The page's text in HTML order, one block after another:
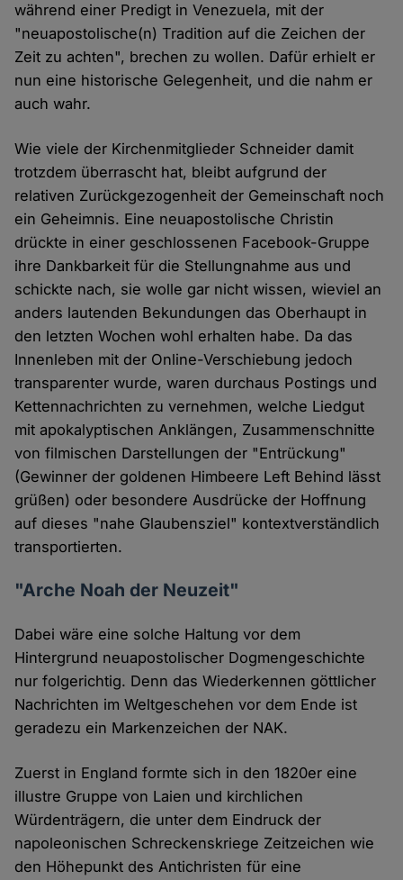
während einer Predigt in Venezuela, mit der
"neuapostolische(n) Tradition auf die Zeichen der
Zeit zu achten", brechen zu wollen. Dafür erhielt er
nun eine historische Gelegenheit, und die nahm er
auch wahr.
Wie viele der Kirchenmitglieder Schneider damit
trotzdem überrascht hat, bleibt aufgrund der
relativen Zurückgezogenheit der Gemeinschaft noch
ein Geheimnis. Eine neuapostolische Christin
drückte in einer geschlossenen Facebook-Gruppe
ihre Dankbarkeit für die Stellungnahme aus und
schickte nach, sie wolle gar nicht wissen, wieviel an
anders lautenden Bekundungen das Oberhaupt in
den letzten Wochen wohl erhalten habe. Da das
Innenleben mit der Online-Verschiebung jedoch
transparenter wurde, waren durchaus Postings und
Kettennachrichten zu vernehmen, welche Liedgut
mit apokalyptischen Anklängen, Zusammenschnitte
von filmischen Darstellungen der "Entrückung"
(Gewinner der goldenen Himbeere Left Behind lässt
grüßen) oder besondere Ausdrücke der Hoffnung
auf dieses "nahe Glaubensziel" kontextverständlich
transportierten.
"Arche Noah der Neuzeit"
Dabei wäre eine solche Haltung vor dem
Hintergrund neuapostolischer Dogmengeschichte
nur folgerichtig. Denn das Wiederkennen göttlicher
Nachrichten im Weltgeschehen vor dem Ende ist
geradezu ein Markenzeichen der NAK.
Zuerst in England formte sich in den 1820er eine
illustre Gruppe von Laien und kirchlichen
Würdenträgern, die unter dem Eindruck der
napoleonischen Schreckenskriege Zeitzeichen wie
den Höhepunkt des Antichristen für eine